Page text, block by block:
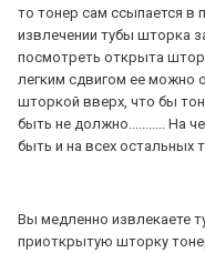
то тонер сам ссыпается в
извлечении тубы шторка
посмотреть открыта
легким сдвигом ее можно
шторкой вверх, что бы
быть не должно........... На
быть и на всех остальных
Вы медленно извлекаете
приоткрытую шторку